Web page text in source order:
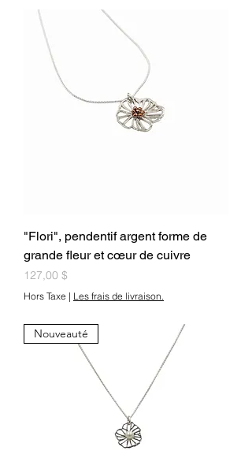
"Flori", pendentif argent forme de
grande fleur et cœur de cuivre
Prix
127,00 $
Hors Taxe | Les frais de livraison.
Nouveauté